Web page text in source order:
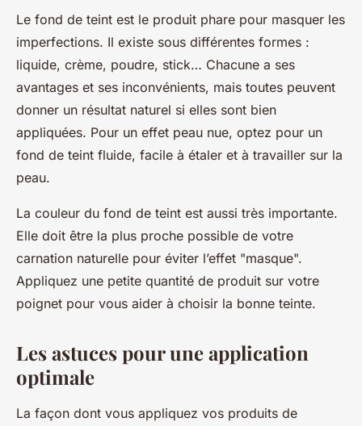
Le fond de teint est le produit phare pour masquer les
imperfections. Il existe sous différentes formes :
liquide, crème, poudre, stick… Chacune a ses
avantages et ses inconvénients, mais toutes peuvent
donner un résultat naturel si elles sont bien
appliquées. Pour un effet peau nue, optez pour un
fond de teint fluide, facile à étaler et à travailler sur la
peau.
La couleur du fond de teint est aussi très importante.
Elle doit être la plus proche possible de votre
carnation naturelle pour éviter l’effet "masque".
Appliquez une petite quantité de produit sur votre
poignet pour vous aider à choisir la bonne teinte.
Les astuces pour une application
optimale
La façon dont vous appliquez vos produits de